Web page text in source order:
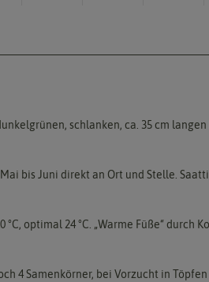
schlanken, ca. 35 cm
bis Juni direkt an Ort und Stelle.
optimal 24 °C. „Warme Füße“ durch
4 Samenkörner, bei Vorzucht in Töpfen